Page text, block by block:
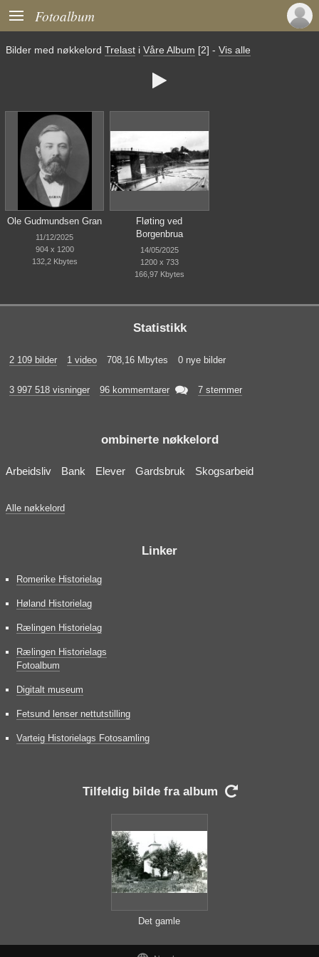
 Fotoalbum
Bilder med nøkkelord Trelast i Våre Album [2] - Vis alle

Ole Gudmundsen Gran
11/12/2025
904 x 1200
132,2 Kbytes
Fløting ved
Borgenbrua
14/05/2025
1200 x 733
166,97 Kbytes
Statistikk
2 109 bilder 1 video 708,16 Mbytes 0 nye bilder
3 997 518 visninger 96 kommerntarer  7 stemmer
ombinerte nøkkelord
Arbeidsliv Bank Elever Gardsbruk Skogsarbeid
Alle nøkkelord
Linker
Romerike Historielag
Høland Historielag
Rælingen Historielag
Rælingen Historielags
Fotoalbum
Digitalt museum
Fetsund lenser nettutstilling
Varteig Historielags Fotosamling
Tilfeldig bilde fra album 
Det gamle
Enebakkneset